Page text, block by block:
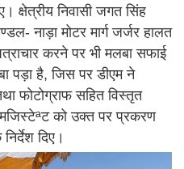
क्षेत्रीय निवासी जगत सिंह
नाड़ा मोटर मार्ग जर्जर हालत
करने पर भी मलबा सफाई
पड़ा है, जिस पर डीएम ने
फोटोग्राफ सहित विस्तृत
को उक्त पर प्रकरण
दिए।